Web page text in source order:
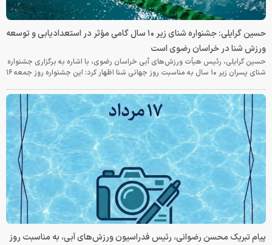
حسین گرایلی: جشنواره شنای زیر ۱۰ سال گامی مؤثر در استعدادیابی و توسعه
ورزش شنا در خراسان رضوی است
حسین گرایلی، رئیس هیأت ورزش‌های آبی خراسان رضوی، با اشاره به برگزاری جشنواره
شنای پسران زیر ۱۰ سال به مناسبت روز جهانی شنا اظهار کرد: این جشنواره روز جمعه‌ ۱۶
پیام تبریک محسن رضوانی، رئیس فدراسیون ورزش‌های آبی، به مناسبت روز